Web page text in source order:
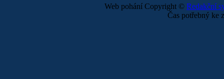
Web pohání Copyright © Redakční
Čas potřebný ke